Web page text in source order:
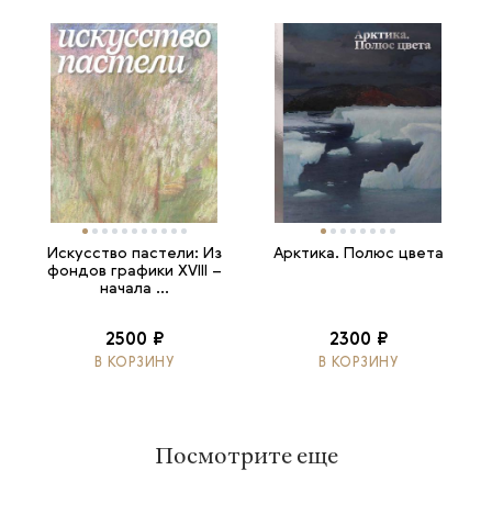
Искусство пастели: Из
фондов графики XVIII –
начала ...
2500 ₽
В КОРЗИНУ
Арктика. Полюс цвета
2300 ₽
В КОРЗИНУ
Посмотрите еще